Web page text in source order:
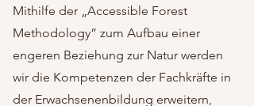
Mithilfe der „Accessible Forest
Methodology” zum Aufbau einer
engeren Beziehung zur Natur werden
wir die Kompetenzen der Fachkräfte in
der Erwachsenenbildung erweitern,